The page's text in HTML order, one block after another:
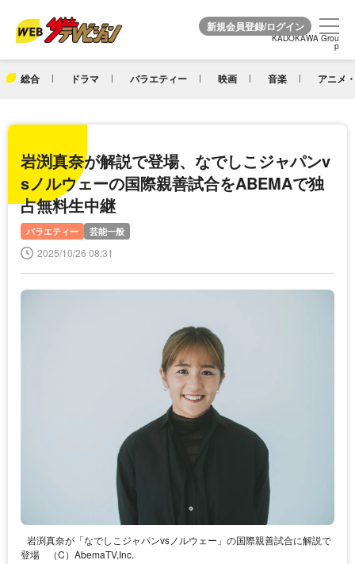
KADOKAWA Grou
p
総合 ドラマ バラエティー 映画 音楽 アニメ
KADOKAWA Grou
p
岩渕真奈が解説で登場、なでしこジャパンv
sノルウェーの国際親善試合をABEMAで独
占無料生中継
バラエティー 芸能一般
2025/10/26 08:31
岩渕真奈が「なでしこジャパンvsノルウェー」の国際親善試合に解説で
登場
（C）AbemaTV,Inc.